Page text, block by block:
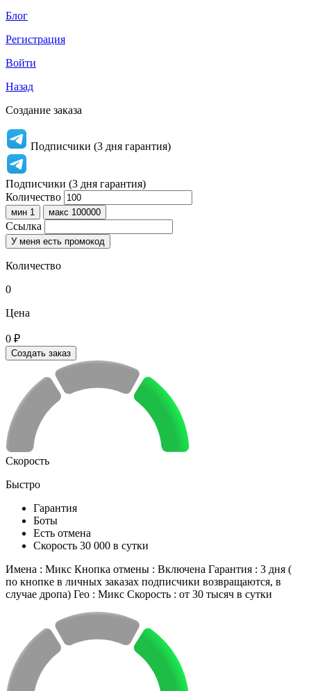
Блог
Регистрация
Войти
Назад
Создание заказа
Подписчики (3 дня гарантия)
Подписчики (3 дня гарантия)
Количество
мин 1 макс 100000
Ссылка
У меня есть промокод
Количество
0
Цена
0 ₽
Создать заказ
Скорость
Быстро
Гарантия
Боты
Есть отмена
Скорость 30 000 в сутки
Имена : Микс Кнопка отмены : Включена Гарантия : 3 дня (
по кнопке в личных заказах подписчики возвращаются, в
случае дропа) Гео : Микс Скорость : от 30 тысяч в сутки